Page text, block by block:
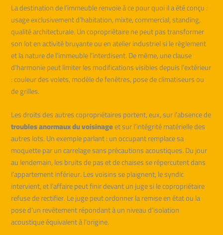
La destination de l’immeuble renvoie à ce pour quoi il a été conçu :
usage exclusivement d’habitation, mixte, commercial, standing,
qualité architecturale. Un copropriétaire ne peut pas transformer
son lot en activité bruyante ou en atelier industriel si le règlement
et la nature de l’immeuble l’interdisent. De même, une clause
d’harmonie peut limiter les modifications visibles depuis l’extérieur
: couleur des volets, modèle de fenêtres, pose de climatiseurs ou
de grilles.
Les droits des autres copropriétaires portent, eux, sur l’absence de
troubles anormaux du voisinageet sur l’intégrité matérielle des
autres lots. Un exemple parlant : un occupant remplace sa
moquette par un carrelage sans précautions acoustiques. Du jour
au lendemain, les bruits de pas et de chaises se répercutent dans
l’appartement inférieur. Les voisins se plaignent, le syndic
intervient, et l’affaire peut finir devant un juge si le copropriétaire
refuse de rectifier. Le juge peut ordonner la remise en état ou la
pose d’un revêtement répondant à un niveau d’isolation
acoustique équivalent à l’origine.